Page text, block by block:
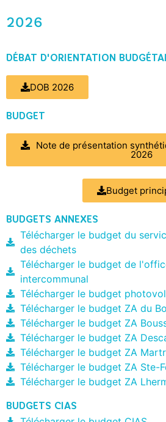
2026
DÉBAT D'ORIENTATION
DOB 2026
BUDGET
Note de présentation
2026
Budget
BUDGETS ANNEXES
Télécharger le budget du
des déchets
Télécharger le budget de
intercommunal
Télécharger le budget
Télécharger le budget ZA du
Télécharger le budget ZA
Télécharger le budget ZA
Télécharger le budget ZA
Télécharger le budget ZA Ste-
Télécharger le budget ZA
BUDGETS CIAS